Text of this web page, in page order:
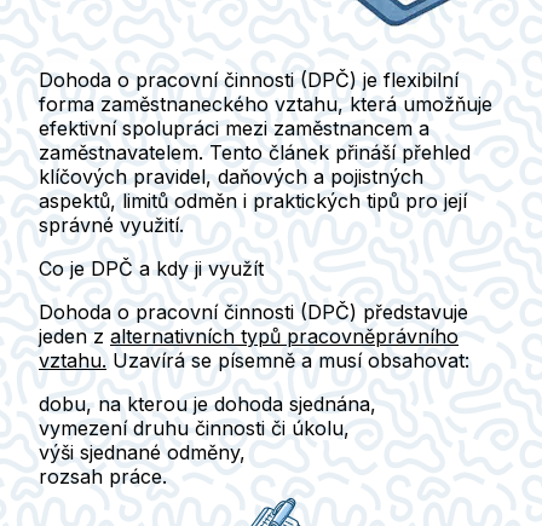
Dohoda o pracovní činnosti (DPČ) je flexibilní
forma zaměstnaneckého vztahu, která umožňuje
efektivní spolupráci mezi zaměstnancem a
zaměstnavatelem. Tento článek přináší přehled
klíčových pravidel, daňových a pojistných
aspektů, limitů odměn i praktických tipů pro její
správné využití.
Co je DPČ a kdy ji využít
Dohoda o pracovní činnosti (DPČ) představuje
jeden z alternativních typů pracovněprávního
vztahu. Uzavírá se písemně a musí obsahovat:
dobu, na kterou je dohoda sjednána,
vymezení druhu činnosti či úkolu,
výši sjednané odměny,
rozsah práce.